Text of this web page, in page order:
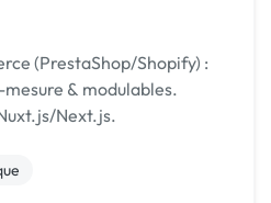
(PrestaShop/Shopify) :
& modulables.
Next.js.